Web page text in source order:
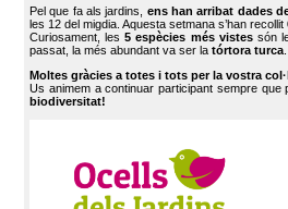
Pel que fa als jardins, ens han arribat dades
les 12 del migdia. Aquesta setmana s’han recollit
Curiosament, les5 espècies més vistessón
passat, la més abundant va ser la tórtora turca
Moltes gràcies a totes i tots per la vostra
Us animem a continuar participant sempre que
biodiversitat!